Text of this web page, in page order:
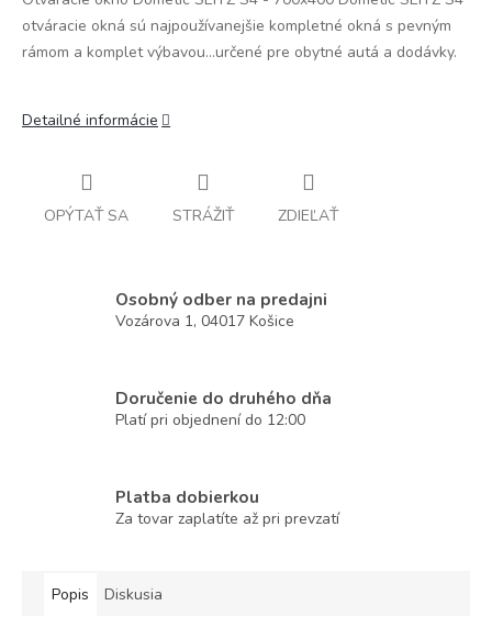
otváracie okná sú najpoužívanejšie kompletné okná s pevným
rámom a komplet výbavou...určené pre obytné autá a dodávky.
Detailné informácie
OPÝTAŤ SA STRÁŽIŤ ZDIEĽAŤ
Osobný odber na predajni
Vozárova 1, 04017 Košice
Doručenie do druhého dňa
Platí pri objednení do 12:00
Platba dobierkou
Za tovar zaplatíte až pri prevzatí
Popis Diskusia